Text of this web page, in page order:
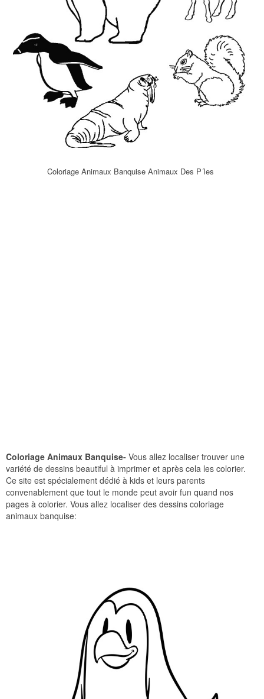
Coloriage Animaux Banquise Animaux Des P´les
Coloriage Animaux Banquise- Vous allez localiser trouver une
variété de dessins beautiful à imprimer et après cela les colorier.
Ce site est spécialement dédié à kids et leurs parents
convenablement que tout le monde peut avoir fun quand nos
pages à colorier. Vous allez localiser des dessins coloriage
animaux banquise: